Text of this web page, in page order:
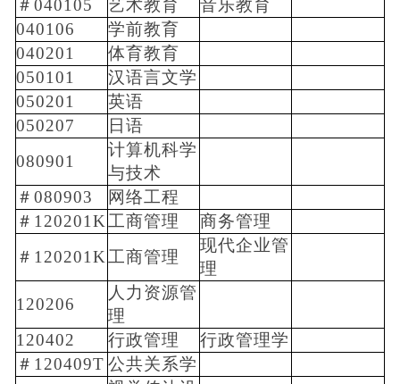
＃040105
艺术教育
音乐教育
040106
学前教育
040201
体育教育
050101
汉语言文学
050201
英语
050207
日语
080901
计算机科学
与技术
＃080903
网络工程
＃120201K 工商管理
商务管理
＃120201K 工商管理
现代企业管
理
120206
人力资源管
理
120402
行政管理
行政管理学
＃120409T 公共关系学